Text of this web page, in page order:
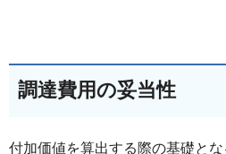
調達費用の妥当性
付加価値を算出する際の基礎と